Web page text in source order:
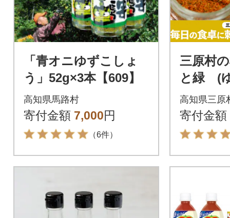
「青オニゆずこしょ
う」52g×3本【609】
高知県馬路村
寄付金額 7,000円
（6件）
三原村
と緑 (
ゆずこ
高知県三原
寄付金額